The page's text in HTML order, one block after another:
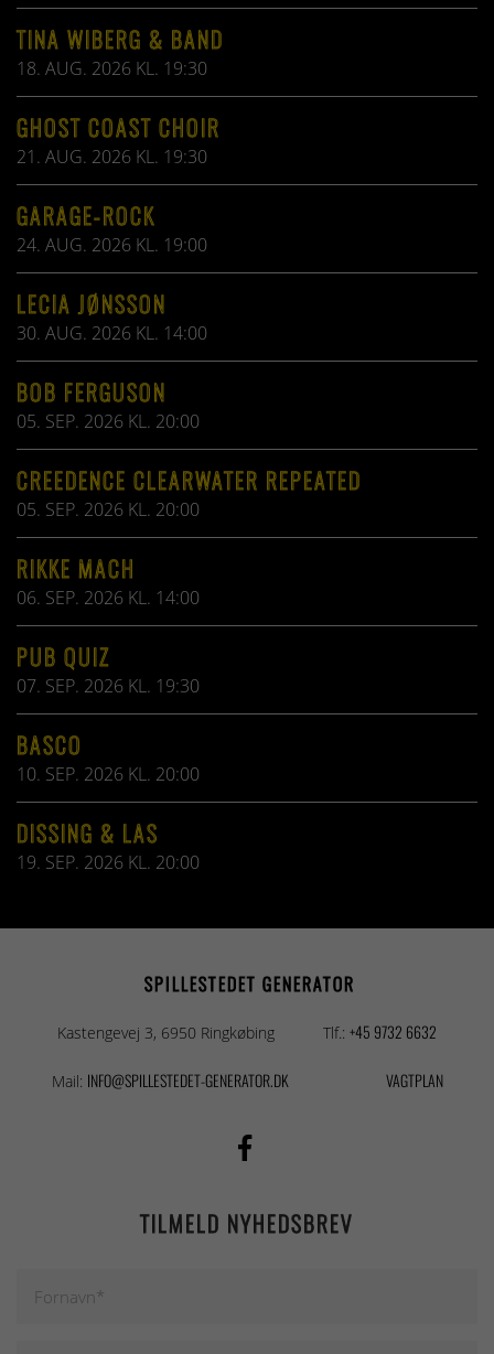
TINA WIBERG & BAND
18. AUG. 2026 KL. 19:30
GHOST COAST CHOIR
21. AUG. 2026 KL. 19:30
GARAGE-ROCK
24. AUG. 2026 KL. 19:00
LECIA JØNSSON
30. AUG. 2026 KL. 14:00
BOB FERGUSON
05. SEP. 2026 KL. 20:00
CREEDENCE CLEARWATER REPEATED
05. SEP. 2026 KL. 20:00
RIKKE MACH
06. SEP. 2026 KL. 14:00
PUB QUIZ
07. SEP. 2026 KL. 19:30
BASCO
10. SEP. 2026 KL. 20:00
DISSING & LAS
19. SEP. 2026 KL. 20:00
SPILLESTEDET GENERATOR
Kastengevej 3, 6950 Ringkøbing Tlf.: +45 9732 6632
Mail: INFO@SPILLESTEDET-GENERATOR.DK VAGTPLAN
TILMELD NYHEDSBREV